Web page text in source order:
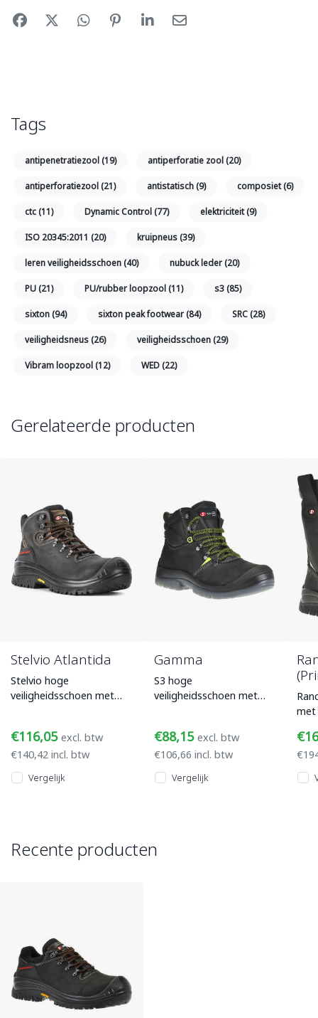
Tags
antipenetratiezool(19) antiperforatie zool(20)
antiperforatiezool(21) antistatisch(9) composiet(6)
ctc(11) Dynamic Control(77) elektriciteit(9)
ISO 20345:2011 (20) kruipneus(39)
leren veiligheidsschoen(40) nubuck leder(20)
PU(21) PU/rubber loopzool(11) s3(85)
sixton(94) sixton peak footwear(84) SRC(28)
veiligheidsneus(26) veiligheidsschoen(29)
Vibram loopzool(12) WED(22)
Gerelateerde producten
Stelvio Atlantida
Stelvio hoge
veiligheidsschoen met
composiet
veiligheidsneus en
PU/Rub
€116,05 excl. btw
€140,42 incl. btw
Vergelijk
Gamma
S3 hoge
veiligheidsschoen met
met kruipneus en
Climactio
€88,15 excl. btw
€106,66 incl. btw
Vergelijk
met
Recente producten